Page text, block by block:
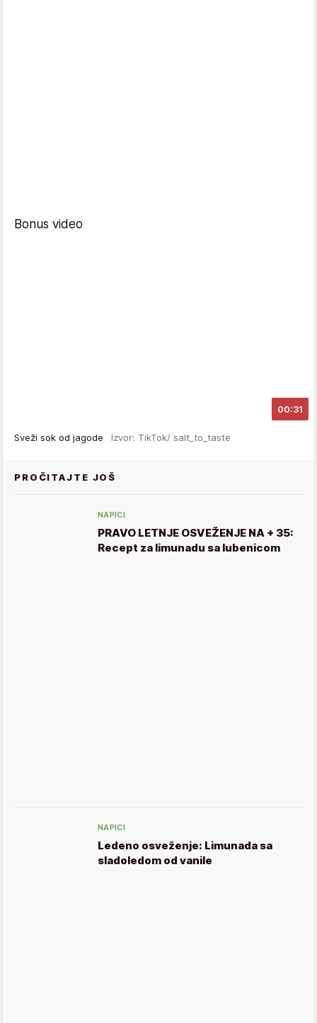
Bonus video
00:31
Sveži sok od jagode Izvor: TikTok/ salt_to_taste
PROČITAJTE JOŠ
NAPICI
PRAVO LETNJE OSVEŽENJE NA + 35:
Recept za limunadu sa lubenicom
NAPICI
Ledeno osveženje: Limunada sa
sladoledom od vanile